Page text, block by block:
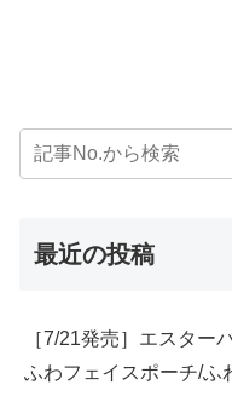
最近の投稿
［7/21発売］エスター
ふわフェイスポーチ/ふ